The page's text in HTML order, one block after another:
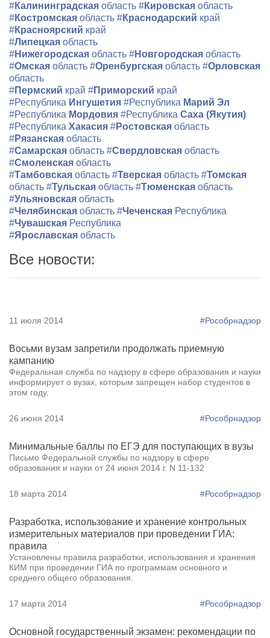
#Калининградская область #Кировская область
#Костромская область #Краснодарский край
#Красноярский край
#Липецкая область
#Нижегородская область #Новгородская область
#Омская область #Оренбургская область #Орловская
область
#Пермский край #Приморский край
#Республика Ингушетия #Республика Марий Эл
#Республика Мордовия #Республика Саха (Якутия)
#Республика Хакасия #Ростовская область
#Рязанская область
#Самарская область #Свердловская область
#Смоленская область
#Тамбовская область #Тверская область #Томская
область #Тульская область #Тюменская область
#Ульяновская область
#Челябинская область #Чеченская Республика
#Чувашская Республика
#Ярославская область
Все новости:
11 июля 2014 #Рособрнадзор
Восьми вузам запретили продолжать приемную
кампанию
Федеральная служба по надзору в сфере образования и науки
информирует о вузах, которым запрещен набор студентов в
этом году.
26 июня 2014 #Рособрнадзор
Минимальные баллы по ЕГЭ для поступающих в вузы
Письмо Федеральной службы по надзору в сфере
образования и науки от 24 июня 2014 г. N 11-132
18 марта 2014 #Рособрнадзор
Разработка, использование и хранение контрольных
измерительных материалов при проведении ГИА:
правила
Установлены правила разработки, использования и хранения
КИМ при проведении ГИА по программам основного и
среднего общего образования.
17 марта 2014 #Рособрнадзор
Основной государственный экзамен: рекомендации по